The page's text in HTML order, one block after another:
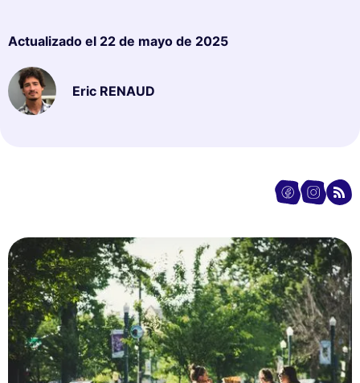
Actualizado el 22 de mayo de 2025
Eric RENAUD